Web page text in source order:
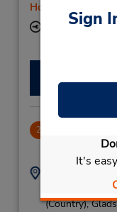
Sign
It's
Holiday Hours
Ubicación para
2
4.05 millas
Dirección:
Terminal
(Country),